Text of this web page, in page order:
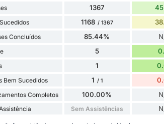
1367
1168 / 1367
Concluídos 85.44%
5
1
Bem Sucedidos 1 / 1
Completos 100.00%
Sem Assistências